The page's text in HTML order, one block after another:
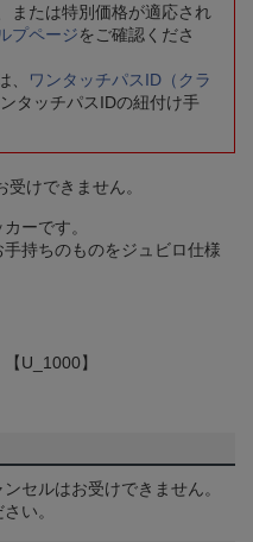
または特別価格が適応され
プページをご確認くださ
ワンタッチパスID（クラ
タッチパスIDの紐付け手
けできません。
ーです。
持ちのものをジュビロ仕様
U_1000】
セルはお受けできません。
い。